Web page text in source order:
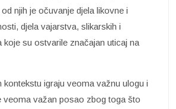
njih je očuvanje djela likovne i
djela vajarstva, slikarskih i
koje su ostvarile značajan uticaj na
kontekstu igraju veoma važnu ulogu i
veoma važan posao zbog toga što